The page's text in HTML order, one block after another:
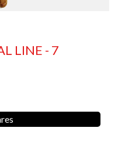
LINE - 7